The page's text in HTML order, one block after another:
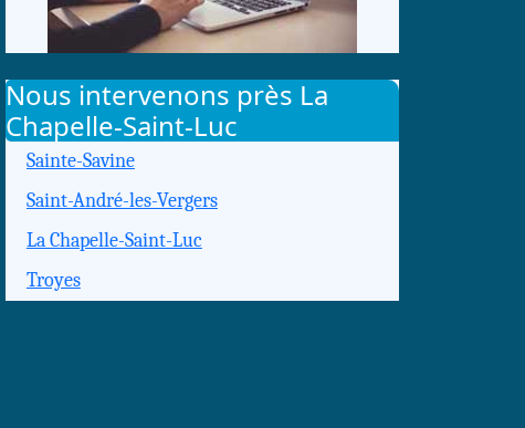
Nous intervenons près La
Chapelle-Saint-Luc
Sainte-Savine
Saint-André-les-Vergers
La Chapelle-Saint-Luc
Troyes